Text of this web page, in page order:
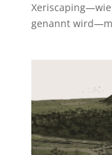
genannt